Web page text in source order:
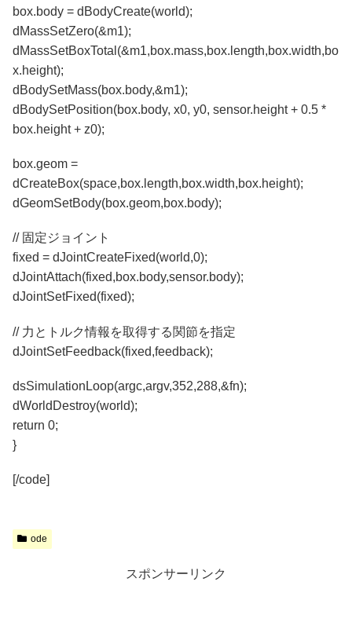
box.body = dBodyCreate(world);
dMassSetZero(&m1);
dMassSetBoxTotal(&m1,box.mass,box.length,box.width,bo
x.height);
dBodySetMass(box.body,&m1);
dBodySetPosition(box.body, x0, y0, sensor.height + 0.5 *
box.height + z0);
box.geom =
dCreateBox(space,box.length,box.width,box.height);
dGeomSetBody(box.geom,box.body);
// 固定ジョイント
fixed = dJointCreateFixed(world,0);
dJointAttach(fixed,box.body,sensor.body);
dJointSetFixed(fixed);
// 力とトルク情報を取得する関節を指定
dJointSetFeedback(fixed,feedback);
dsSimulationLoop(argc,argv,352,288,&fn);
dWorldDestroy(world);
return 0;
}
[/code]
ode
スポンサーリンク